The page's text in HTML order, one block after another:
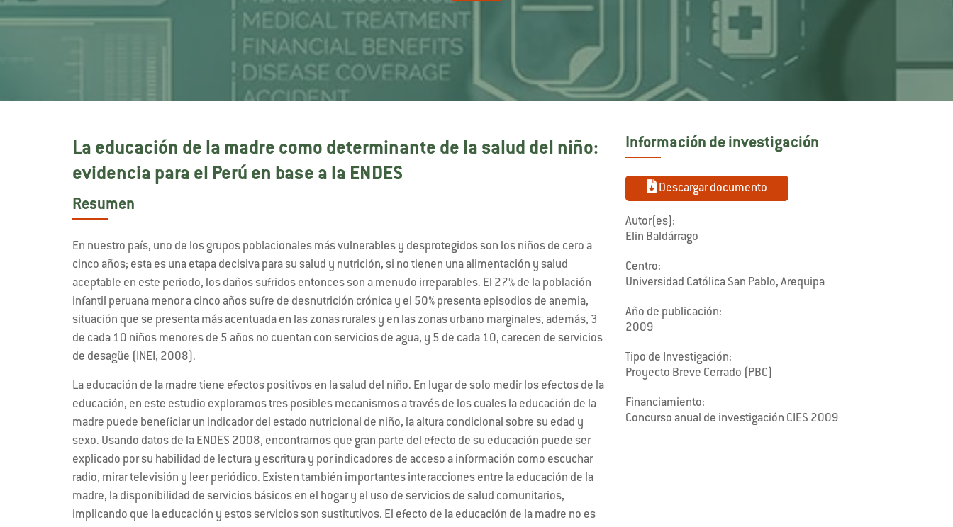
La educación de la madre como determinante de la salud del niño:
evidencia para el Perú en base a la ENDES
Resumen
En nuestro país, uno de los grupos poblacionales más vulnerables y desprotegidos son los niños de cero a
cinco años; esta es una etapa decisiva para su salud y nutrición, si no tienen una alimentación y salud
aceptable en este periodo, los daños sufridos entonces son a menudo irreparables. El 27% de la población
infantil peruana menor a cinco años sufre de desnutrición crónica y el 50% presenta episodios de anemia,
situación que se presenta más acentuada en las zonas rurales y en las zonas urbano marginales, además, 3
de cada 10 niños menores de 5 años no cuentan con servicios de agua, y 5 de cada 10, carecen de servicios
de desagüe (INEI, 2008).
La educación de la madre tiene efectos positivos en la salud del niño. En lugar de solo medir los efectos de la
educación, en este estudio exploramos tres posibles mecanismos a través de los cuales la educación de la
madre puede beneficiar un indicador del estado nutricional de niño, la altura condicional sobre su edad y
sexo. Usando datos de la ENDES 2008, encontramos que gran parte del efecto de su educación puede ser
explicado por su habilidad de lectura y escritura y por indicadores de acceso a información como escuchar
radio, mirar televisión y leer periódico. Existen también importantes interacciones entre la educación de la
madre, la disponibilidad de servicios básicos en el hogar y el uso de servicios de salud comunitarios,
implicando que la educación y estos servicios son sustitutivos. El efecto de la educación de la madre no es
Información de investigación
Descargar documento
Autor(es):
Elin Baldárrago
Centro:
Universidad Católica San Pablo, Arequipa
Año de publicación:
2009
Tipo de Investigación:
Proyecto Breve Cerrado (PBC)
Financiamiento:
Concurso anual de investigación CIES 2009